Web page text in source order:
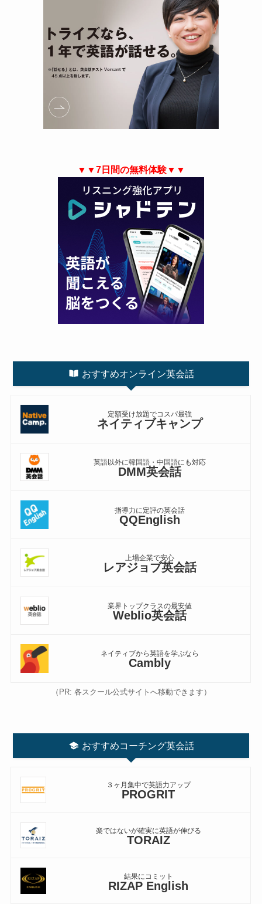
▼▼7日間の無料体験▼▼
おすすめオンライン英会話
定額受け放題でコスパ最強
ネイティブキャンプ
英語以外に韓国語・中国語にも対応
DMM英会話
指導力に定評の英会話
QQEnglish
上場企業で安心
レアジョブ英会話
業界トップクラスの最安値
Weblio英会話
ネイティブから英語を学ぶなら
Cambly
（PR: 各スクール公式サイトへ移動できます）
おすすめコーチング英会話
３ヶ月集中で英語力アップ
PROGRIT
楽ではないが確実に英語が伸びる
TORAIZ
結果にコミット
RIZAP English